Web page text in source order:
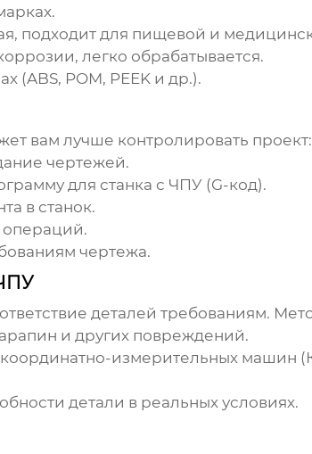
подходит для пищевой и
легко обрабатывается.
(ABS, POM, PEEK и др.).
вам лучше контролировать проект:
чертежей.
для станка с ЧПУ (G-код).
в станок.
чертежа.
деталей требованиям.
и других повреждений.
измерительных машин
детали в реальных условиях.